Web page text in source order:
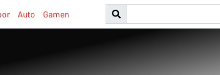
Auto Gamen